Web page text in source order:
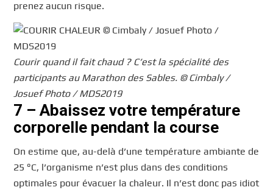
prenez aucun risque.
Courir quand il fait chaud ? C’est la spécialité des
participants au Marathon des Sables. © Cimbaly /
Josuef Photo / MDS2019
7 – Abaissez votre température
corporelle pendant la course
On estime que, au-delà d’une température ambiante de
25 °C, l’organisme n’est plus dans des conditions
optimales pour évacuer la chaleur. Il n’est donc pas idiot